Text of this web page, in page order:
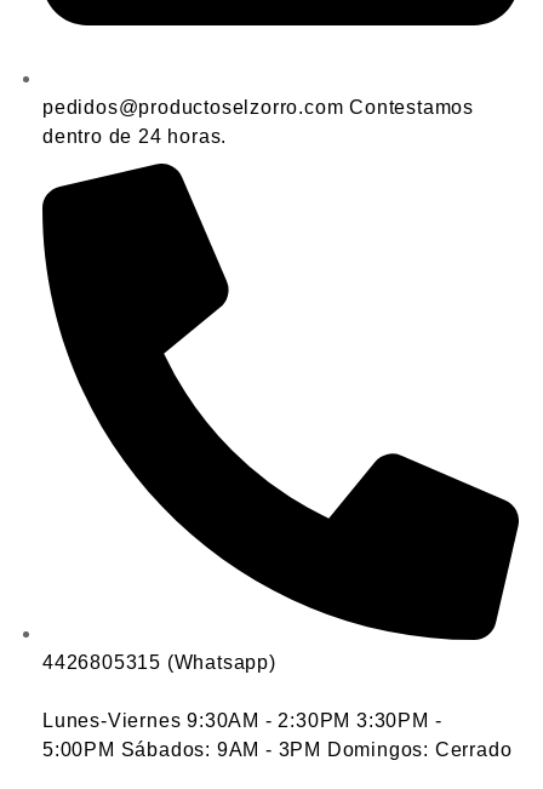
pedidos@productoselzorro.com Contestamos
dentro de 24 horas.
4426805315 (Whatsapp)
Lunes-Viernes 9:30AM - 2:30PM 3:30PM -
5:00PM Sábados: 9AM - 3PM Domingos: Cerrado